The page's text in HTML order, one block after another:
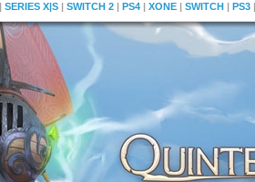
| SERIES X|S | SWITCH 2 | PS4 | XONE | SWITCH | PS3 |